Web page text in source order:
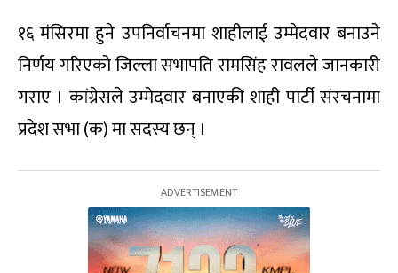
१६ मंसिरमा हुने उपनिर्वाचनमा शाहीलाई उम्मेदवार बनाउने
निर्णय गरिएको जिल्ला सभापति रामसिंह रावलले जानकारी
गराए । कांग्रेसले उम्मेदवार बनाएकी शाही पार्टी संरचनामा
प्रदेश सभा (क) मा सदस्य छन् ।